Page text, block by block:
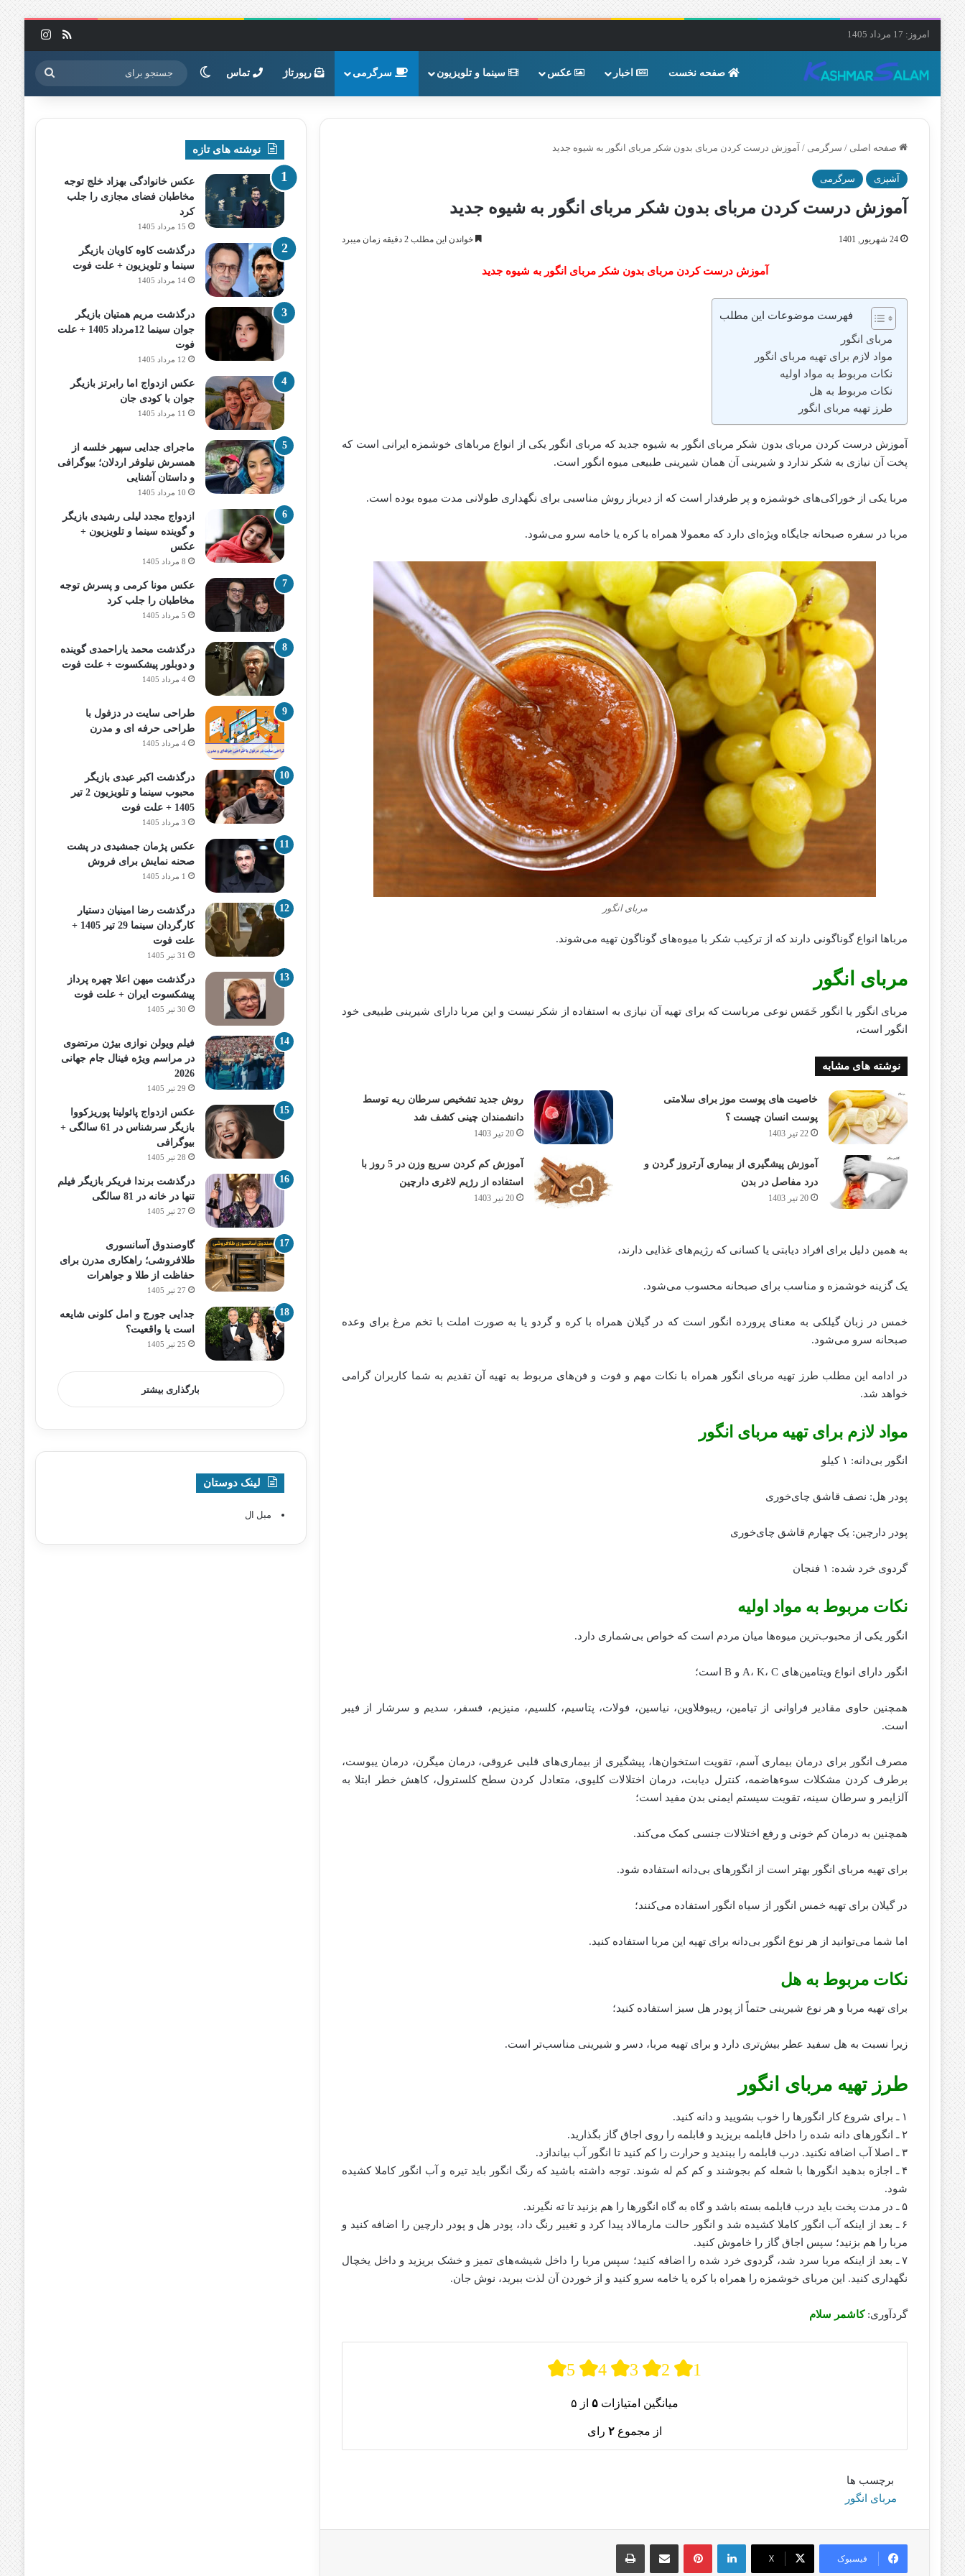
امروز: 17 مرداد 1405 خوراک
صفحه نخست اخبار عکس سینما و تلویزیون سرگرمی رپورتاژ تماس تغییر پوسته جستجو
برای
صفحه اصلی / سرگرمی / آموزش درست کردن مربای بدون شکر مربای انگور به شیوه جدید
آشپزی سرگرمی
آموزش درست کردن مربای بدون شکر مربای انگور به شیوه جدید
24 شهریور, 1401 خواندن این مطلب 2 دقیقه زمان میبرد
آموزش درست کردن مربای بدون شکر مربای انگور به شیوه جدید
فهرست موضوعات این مطلب
مربای انگور
مواد لازم برای تهیه مربای انگور
نکات مربوط به مواد اولیه
نکات مربوط به هل
طرز تهیه مربای انگور
آموزش درست کردن مربای بدون شکر مربای انگور به شیوه جدید که مربای انگور یکی از انواع مرباهای خوشمزه ایرانی است که
پخت آن نیازی به شکر ندارد و شیرینی آن همان شیرینی طبیعی میوه انگور است.
مربا یکی از خوراکی‌های خوشمزه و پر طرفدار است که از دیرباز روش مناسبی برای نگهداری طولانی مدت میوه بوده است.
مربا در سفره صبحانه جایگاه ویژه‌ای دارد که معمولا همراه با کره یا خامه سرو می‌شود.
مربای انگور
مربا‌ها انواع گوناگونی دارند که از ترکیب شکر با میوه‌های گوناگون تهیه می‌شوند.
مربای انگور
مربای انگور یا انگور خَمَس نوعی مرباست که برای تهیه آن نیازی به استفاده از شکر نیست و این مربا دارای شیرینی طبیعی خود
انگور است،
نوشته های مشابه
خاصیت های پوست موز برای سلامتی
پوست انسان چیست ؟
22 تیر 1403
روش جدید تشخیص سرطان ریه توسط
دانشمندان چینی کشف شد
20 تیر 1403
آموزش پیشگیری از بیماری آرتروز گردن و
درد مفاصل در بدن
20 تیر 1403
آموزش کم کردن سریع وزن در 5 روز با
استفاده از رژیم لاغری دارچین
20 تیر 1403
به همین دلیل برای افراد دیابتی یا کسانی که رژیم‌های غذایی دارند،
یک گزینه خوشمزه و مناسب برای صبحانه محسوب می‌شود.
خمس در زبان گیلکی به معنای پرورده انگور است که در گیلان همراه با کره و گردو یا به صورت املت با تخم مرغ برای وعده
صبحانه سرو می‌شود.
در ادامه این مطلب طرز تهیه مربای انگور همراه با نکات مهم و فوت و فن‌های مربوط به تهیه آن تقدیم به شما کاربران گرامی
خواهد شد.
مواد لازم برای تهیه مربای انگور
انگور بی‌دانه: ۱ کیلو
پودر هل: نصف قاشق چای‌خوری
پودر دارچین: یک چهارم قاشق چای‌خوری
گردوی خرد شده: ۱ فنجان
نکات مربوط به مواد اولیه
انگور یکی از محبوب‌ترین میوه‌ها میان مردم است که خواص بی‌شماری دارد.
انگور دارای انواع ویتامین‌های A، K، C و B است؛
همچنین حاوی مقادیر فراوانی از تیامین، ریبوفلاوین، نیاسین، فولات، پتاسیم، کلسیم، منیزیم، فسفر، سدیم و سرشار از فیبر
است.
مصرف انگور برای درمان بیماری آسم، تقویت استخوان‌ها، پیشگیری از بیماری‌های قلبی عروقی، درمان میگرن، درمان یبوست،
برطرف کردن مشکلات سوء‌هاضمه، کنترل دیابت، درمان اختلالات کلیوی، متعادل کردن سطح کلسترول، کاهش خطر ابتلا به
آلزایمر و سرطان سینه، تقویت سیستم ایمنی بدن مفید است؛
همچنین به درمان کم خونی و رفع اختلالات جنسی کمک می‌کند.
برای تهیه مربای انگور بهتر است از انگور‌های بی‌دانه استفاده شود.
در گیلان برای تهیه خمس انگور از سیاه انگور استفاده می‌کنند؛
اما شما می‌توانید از هر نوع انگور بی‌دانه برای تهیه این مربا استفاده کنید.
نکات مربوط به هل
برای تهیه مربا و هر نوع شیرینی حتماً از پودر هل سبز استفاده کنید؛
زیرا نسبت به هل سفید عطر بیش‌تری دارد و برای تهیه مربا، دسر و شیرینی مناسب‌تر است.
طرز تهیه مربای انگور
۱ ـ برای شروع کار انگور‌ها را خوب بشویید و دانه کنید.
۲ ـ انگور‌های دانه شده را داخل قابلمه بریزید و قابلمه را روی اجاق گاز بگذارید.
۳ ـ اصلا آب اضافه نکنید. درب قابلمه را ببندید و حرارت را کم کنید تا انگور آب بیاندازد.
۴ ـ اجازه بدهید انگور‌ها با شعله کم بجوشند و کم کم له شوند. توجه داشته باشید که رنگ انگور باید تیره و آب انگور کاملا کشیده
شود.
۵ ـ در مدت پخت باید درب قابلمه بسته باشد و گاه به گاه انگور‌ها را هم بزنید تا ته نگیرند.
۶ ـ بعد از اینکه آب انگور کاملا کشیده شد و انگور حالت مارمالاد پیدا کرد و تغییر رنگ داد، پودر هل و پودر دارچین را اضافه کنید و
مربا را هم بزنید؛ سپس اجاق گاز را خاموش کنید.
۷ ـ بعد از اینکه مربا سرد شد، گردوی خرد شده را اضافه کنید؛ سپس مربا را داخل شیشه‌های تمیز و خشک بریزید و داخل یخچال
نگهداری کنید. این مربای خوشمزه را همراه با کره یا خامه سرو کنید و از خوردن آن لذت ببرید، نوش جان.
گردآوری:کاشمر سلام
5 4 3 2 1
میانگین امتیازات ۵ از ۵
از مجموع ۲ رای
برچسب ها
مربای انگور
فیسبوک X
لینکدین پینترستاشتراک گذاری از طریق ایمیل چاپ
نوشته های تازه
عکس خانوادگی بهزاد خلج توجه
مخاطبان فضای مجازی را جلب
کرد
15 مرداد 1405
درگذشت کاوه کاویان بازیگر
سینما و تلویزیون + علت فوت
14 مرداد 1405
درگذشت مریم همتیان بازیگر
جوان سینما 12مرداد 1405 + علت
فوت
12 مرداد 1405
عکس ازدواج اما رابرتز بازیگر
جوان با کودی جان
11 مرداد 1405
ماجرای جدایی سپهر خلسه از
همسرش نیلوفر اردلان؛ بیوگرافی
و داستان آشنایی
10 مرداد 1405
ازدواج مجدد لیلی رشیدی بازیگر
و گوینده سینما و تلویزیون +
عکس
8 مرداد 1405
عکس مونا کرمی و پسرش توجه
مخاطبان را جلب کرد
5 مرداد 1405
درگذشت محمد یاراحمدی گوینده
و دوبلور پیشکسوت + علت فوت
4 مرداد 1405
طراحی سایت در دزفول با
طراحی حرفه‌ ای و مدرن
4 مرداد 1405
درگذشت اکبر عبدی بازیگر
محبوب سینما و تلویزیون 2 تیر
1405 + علت فوت
3 مرداد 1405
عکس پژمان جمشیدی در پشت
صحنه نمایش برای فروش
1 مرداد 1405
درگذشت رضا امینیان دستیار
کارگردان سینما 29 تیر 1405 +
علت فوت
31 تیر 1405
درگذشت میهن اعلا چهره پرداز
پیشکسوت ایران + علت فوت
30 تیر 1405
فیلم ویولن نوازی بیژن مرتضوی
در مراسم ویژه فینال جام جهانی
2026
29 تیر 1405
عکس ازدواج پائولینا پوریزکووا
بازیگر سرشناس در 61 سالگی +
بیوگرافی
28 تیر 1405
درگذشت برندا فریکر بازیگر فیلم
تنها در خانه در 81 سالگی
27 تیر 1405
گاوصندوق آسانسوری
طلافروشی؛ راهکاری مدرن برای
حفاظت از طلا و جواهرات
27 تیر 1405
جدایی جورج و امل کلونی شایعه
است یا واقعیت؟
25 تیر 1405
بارگذاری بیشتر
لینک دوستان
مبل ال